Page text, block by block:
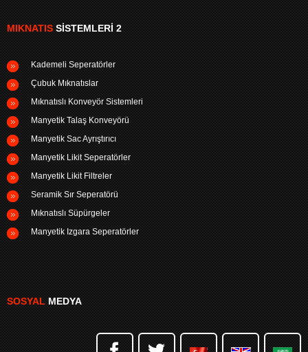
MIKNATISSISTEMLERI 2
Kademeli Seperatörler
Çubuk Mıknatıslar
Mıknatıslı Konveyör Sistemleri
Manyetik Talaş Konveyörü
Manyetik Sac Ayrıştırıcı
Manyetik Likit Seperatörler
Manyetik Likit Filtreler
Seramik Sır Seperatörü
Mıknatıslı Süpürgeler
Manyetik Izgara Seperatörler
SOSYALMEDYA